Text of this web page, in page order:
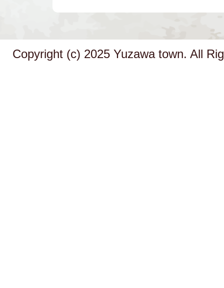
Copyright (c) 2025 Yuzawa town. All